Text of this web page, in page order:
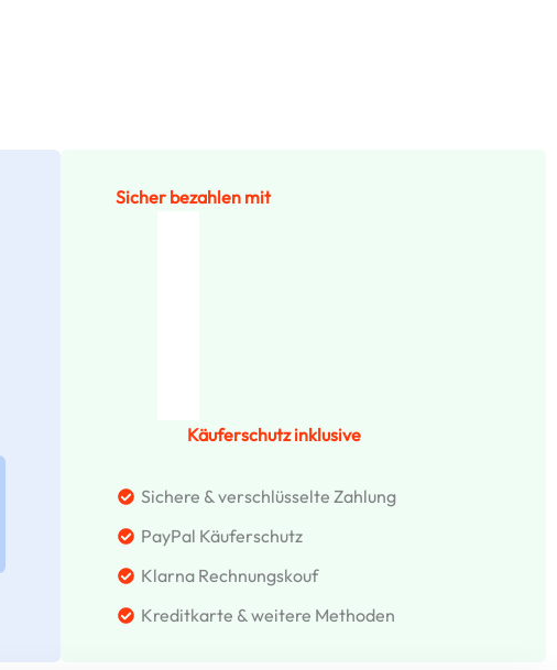
Sicher bezahlen mit
Käuferschutz inklusive
Sichere & verschlüsselte Zahlung
PayPal Käuferschutz
Klarna Rechnungskouf
Kreditkarte & weitere Methoden